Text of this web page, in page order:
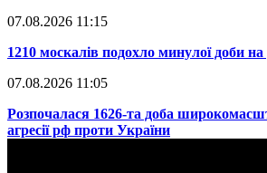
07.08.2026 11:15
​1210 москалів подохло минулої доби на
07.08.2026 11:05
​Розпочалася 1626-та доба
агресії рф проти України